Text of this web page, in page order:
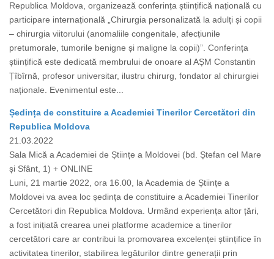
Republica Moldova, organizează conferința științifică națională cu
participare internațională „Chirurgia personalizată la adulți și copii
– chirurgia viitorului (anomaliile congenitale, afecțiunile
pretumorale, tumorile benigne și maligne la copii)”. Conferința
științifică este dedicată membrului de onoare al AȘM Constantin
Țîbîrnă, profesor universitar, ilustru chirurg, fondator al chirurgiei
naționale. Evenimentul este...
Ședința de constituire a Academiei Tinerilor Cercetători din
Republica Moldova
21.03.2022
Sala Mică a Academiei de Științe a Moldovei (bd. Ștefan cel Mare
și Sfânt, 1) + ONLINE
Luni, 21 martie 2022, ora 16.00, la Academia de Științe a
Moldovei va avea loc ședința de constituire a Academiei Tinerilor
Cercetători din Republica Moldova. Urmând experiența altor țări,
a fost inițiată crearea unei platforme academice a tinerilor
cercetători care ar contribui la promovarea excelenței științifice în
activitatea tinerilor, stabilirea legăturilor dintre generații prin